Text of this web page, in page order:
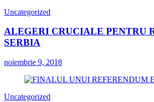
Uncategorized
ALEGERI CRUCIALE PENTRU
SERBIA
noiembrie 9, 2018
Uncategorized